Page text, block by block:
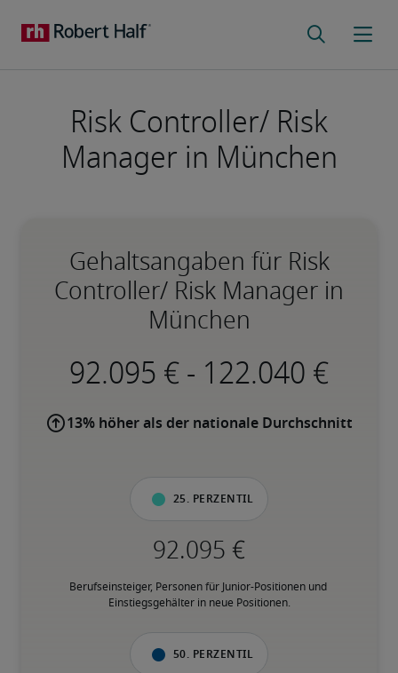
Risk Controller/ Risk
Manager in München
Gehaltsangaben für Risk
Controller/ Risk Manager in
München
-
13% höher als der nationale Durchschnitt
25. Perzentil
Berufseinsteiger, Personen für Junior-Positionen und
Einstiegsgehälter in neue Positionen.
50. Perzentil